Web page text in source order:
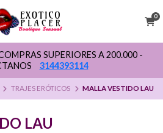
0
SUPERIORES A 200.000 -
3144393114
TRAJES ERÓTICOS MALLA VESTIDO LAU
LAU